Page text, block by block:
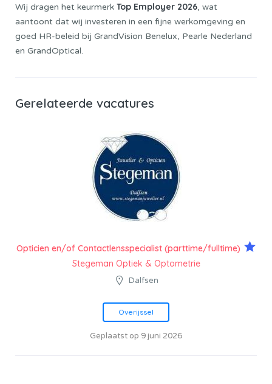
Wij dragen het keurmerk Top Employer 2026, wat
aantoont dat wij investeren in een fijne werkomgeving en
goed HR-beleid bij GrandVision Benelux, Pearle Nederland
en GrandOptical.
Gerelateerde vacatures
Opticien en/of Contactlensspecialist (parttime/fulltime)
Stegeman Optiek & Optometrie
Dalfsen
Overijssel
Geplaatst op 9 juni 2026